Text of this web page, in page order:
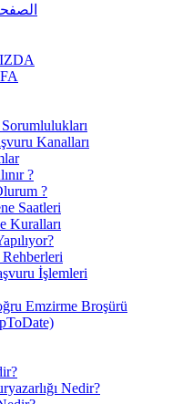
Kanalları
?
?
Saatleri
Kuralları
İşlemleri
Emzirme Broşürü
Nedir?